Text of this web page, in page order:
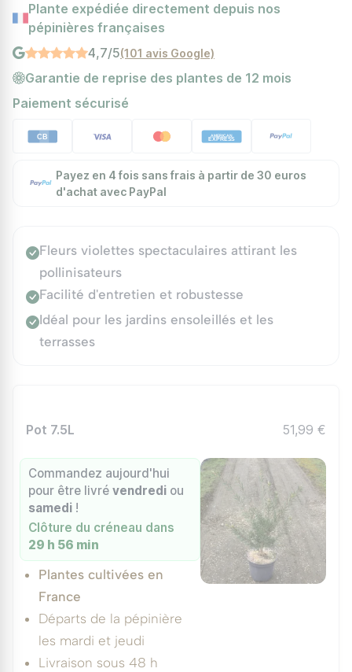
Plante expédiée directement depuis nos
pépinières françaises
4,7/5(101 avis Google)
Garantie de reprise des plantes de 12 mois
Paiement sécurisé
Payez en 4 fois sans frais à partir de 30 euros
d'achat avec PayPal
Fleurs violettes spectaculaires attirant les
pollinisateurs
Facilité d'entretien et robustesse
Idéal pour les jardins ensoleillés et les
terrasses
Pot 7.5L 51,99 €
Commandez aujourd'hui
pour être livrévendredi ou
samedi !
Clôture du créneau dans
29 h 56 min
Plantes cultivées en
France
Départs de la pépinière
les mardi et jeudi
Livraison sous 48 h